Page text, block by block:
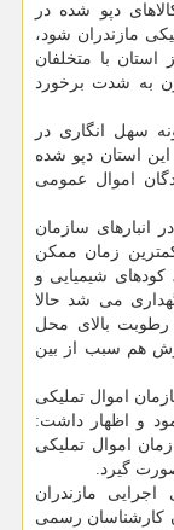
دپو شده در
مازندران شود،
با متخلفان
به شدت برخورد
سهل انگاری در
این استان دپو شده
اموال عمومی
انبارهای سازمان
زمان ممکن
کودهای شیمیایی و
می شد حالا
بالای محل
هم سبب از بین
اموال تملیکی
و اظهار داشت:
اموال تملیکی
صورت گیرد.
مازندران
کارشناسان رسمی